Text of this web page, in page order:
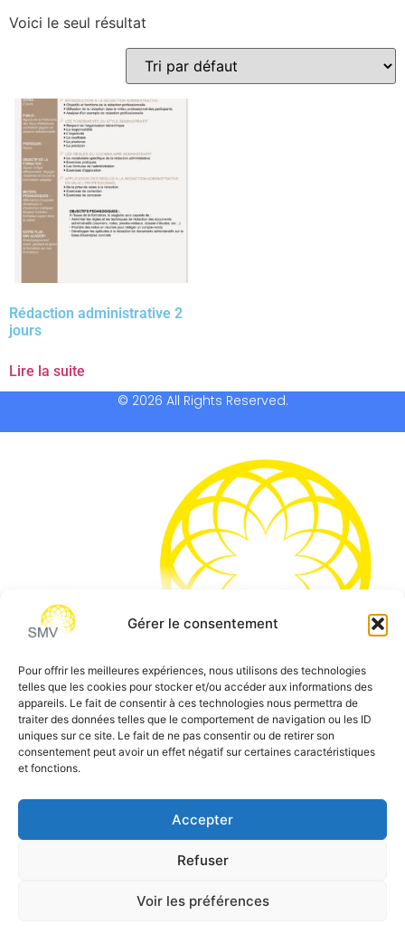
Gérer le consentement
Pour offrir les meilleures expériences, nous utilisons des technologies
telles que les cookies pour stocker et/ou accéder aux informations des
appareils. Le fait de consentir à ces technologies nous permettra de
traiter des données telles que le comportement de navigation ou les ID
uniques sur ce site. Le fait de ne pas consentir ou de retirer son
consentement peut avoir un effet négatif sur certaines caractéristiques
et fonctions.
Accepter
Refuser
Voir les préférences
Voici le seul résultat
Rédaction administrative 2
jours
Lire la suite
© 2026 All Rights Reserved.
SMV permet de vous aider à gagner du temps et vous
permettre de vous concentrer sur l’essentiel de votre
métier
Téléphone:0 805 69 64 75 / 02 37 34 04 04
contact@smvformation.fr
Création & Hébergement Web Cloud par